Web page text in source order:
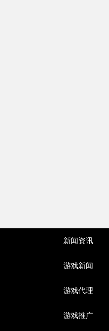
新闻资讯
游戏新闻
游戏代理
游戏推广